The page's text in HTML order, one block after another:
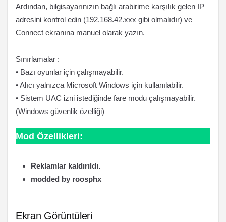
Ardından, bilgisayarınızın bağlı arabirime karşılık gelen IP
adresini kontrol edin (192.168.42.xxx gibi olmalıdır) ve
Connect ekranına manuel olarak yazın.
Sınırlamalar :
• Bazı oyunlar için çalışmayabilir.
• Alıcı yalnızca Microsoft Windows için kullanılabilir.
• Sistem UAC izni istediğinde fare modu çalışmayabilir.
(Windows güvenlik özelliği)
Mod Özellikleri:
Reklamlar kaldırıldı.
modded by roosphx
Ekran Görüntüleri